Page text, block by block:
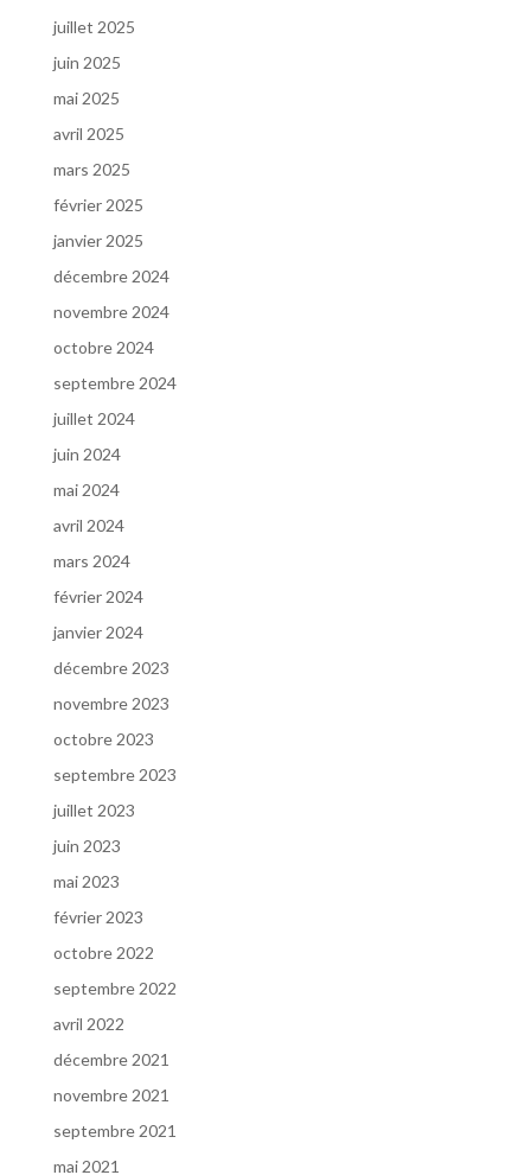
juillet 2025
juin 2025
mai 2025
avril 2025
mars 2025
février 2025
janvier 2025
décembre 2024
novembre 2024
octobre 2024
septembre 2024
juillet 2024
juin 2024
mai 2024
avril 2024
mars 2024
février 2024
janvier 2024
décembre 2023
novembre 2023
octobre 2023
septembre 2023
juillet 2023
juin 2023
mai 2023
février 2023
octobre 2022
septembre 2022
avril 2022
décembre 2021
novembre 2021
septembre 2021
mai 2021